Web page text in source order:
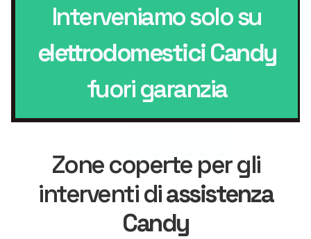
Interveniamo solo su
elettrodomestici Candy
fuori garanzia
Zone coperte per gli
interventi diassistenza
Candy